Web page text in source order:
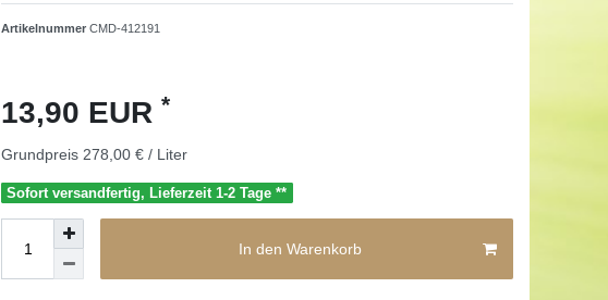
Artikelnummer CMD-412191
13,90 EUR *
Grundpreis 278,00 € / Liter
Sofort versandfertig, Lieferzeit 1-2 Tage **
In den Warenkorb